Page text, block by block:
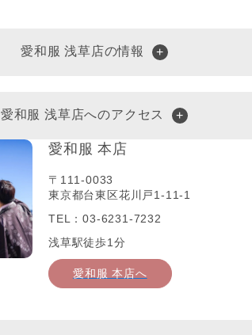
愛和服 浅草店の情報
愛和服 浅草店へのアクセス
愛和服 本店
〒111-0033
東京都台東区花川戸1-11-1
TEL：03-6231-7232
浅草駅徒歩1分
愛和服 本店へ